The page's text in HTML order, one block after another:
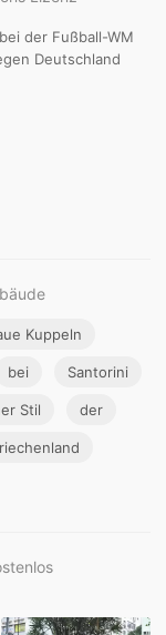
der Fußball-WM
Deutschland
Kuppeln
bei Santorini
Stil der